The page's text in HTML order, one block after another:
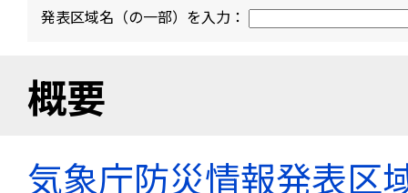
発表区域名（の一部）を入力：
概要
気象庁防災情報発表区